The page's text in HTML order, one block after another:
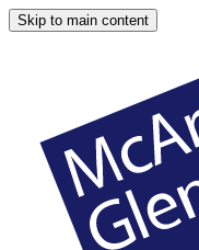
Skip to main content